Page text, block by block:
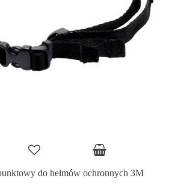
do hełmów ochronnych 3M